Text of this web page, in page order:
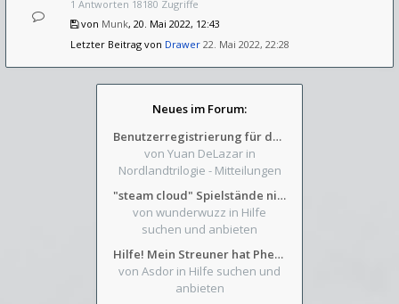
1 Antworten 18180 Zugriffe
von Munk, 20. Mai 2022, 12:43
Letzter Beitrag von Drawer 22. Mai 2022, 22:28
Neues im Forum:
Benutzerregistrierung für das SchickHD-/SchweifHD-Forum gesperrt
von Yuan DeLazar in
Nordlandtrilogie - Mitteilungen
"steam cloud" Spielstände nicht verfügbar
von wunderwuzz in Hilfe
suchen und anbieten
Hilfe! Mein Streuner hat Phexens Gunst verloren...
von Asdor in Hilfe suchen und
anbieten